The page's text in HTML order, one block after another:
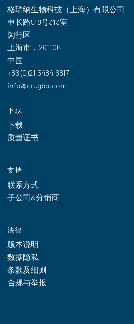
格瑞纳生物科技（上海）有限公司
申长路518号313室
闵行区
上海市，201106
中国
+86 (0)21 5484 6817
info@cn.gbo.com
下载
下载
质量证书
支持
联系方式
子公司&分销商
法律
版本说明
数据隐私
条款及细则
合规与举报